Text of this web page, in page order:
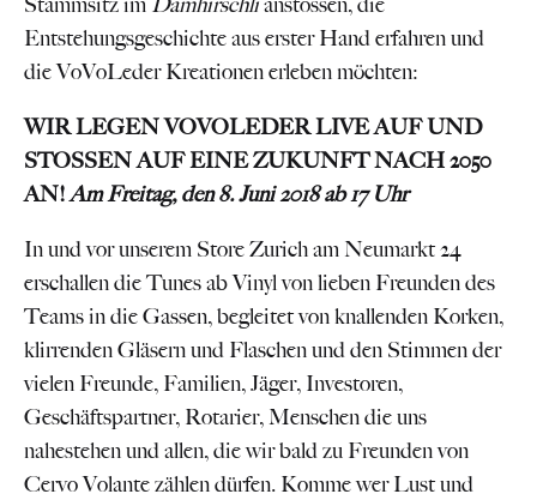
Entstehungsgeschichte aus erster Hand erfahren und
die VoVoLeder Kreationen erleben möchten:
WIR LEGEN VOVOLEDER LIVE AUF UND
STOSSEN AUFEINE ZUKUNFT NACH 2050
AN!Am Freitag, den 8. Juni 2018 ab 17 Uhr
In und vor unserem Store Zurich am Neumarkt 24
erschallen die Tunes ab Vinyl von lieben Freunden des
Teams in die Gassen, begleitet von knallenden Korken,
klirrenden Gläsern und Flaschen und den Stimmen der
vielen Freunde, Familien, Jäger, Investoren,
Geschäftspartner, Rotarier, Menschen die uns
nahestehen und allen, die wir bald zu Freunden von
Cervo Volante zählen dürfen. Komme wer Lust und